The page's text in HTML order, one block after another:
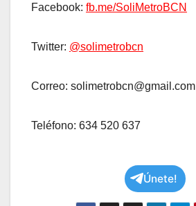
Facebook: fb.me/SoliMetroBCN
Twitter: @solimetrobcn
Correo: solimetrobcn@gmail.com
Teléfono: 634 520 637
Únete!